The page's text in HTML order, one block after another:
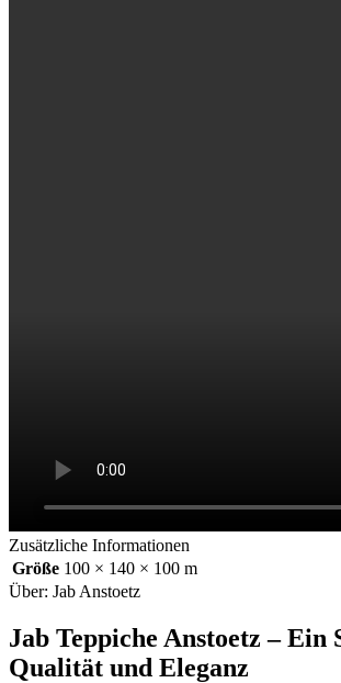
Zusätzliche Informationen
Größe 100 × 140 × 100 m
Über: Jab Anstoetz
Jab Teppiche Anstoetz – Ein
Qualität und Eleganz